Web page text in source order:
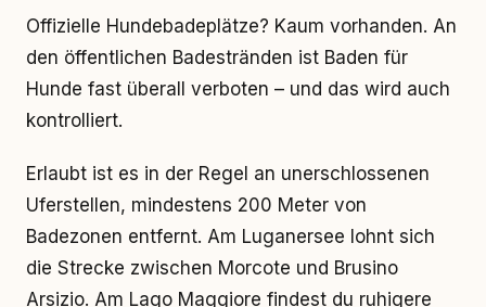
Offizielle Hundebadeplätze? Kaum vorhanden. An
den öffentlichen Badestränden ist Baden für
Hunde fast überall verboten – und das wird auch
kontrolliert.
Erlaubt ist es in der Regel an unerschlossenen
Uferstellen, mindestens 200 Meter von
Badezonen entfernt. Am Luganersee lohnt sich
die Strecke zwischen Morcote und Brusino
Arsizio. Am Lago Maggiore findest du ruhigere